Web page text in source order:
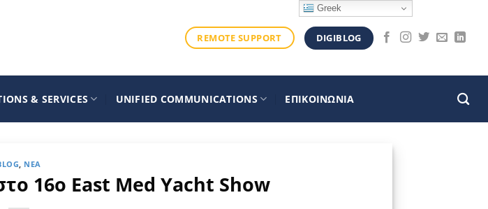
REMOTE SUPPORT DIGIBLOG
& SERVICES UNIFIED COMMUNICATIONS ΕΠΙΚΟΙΝΩΝΙΑ
, ΝΈΑ
16ο East Med Yacht Show
Greek